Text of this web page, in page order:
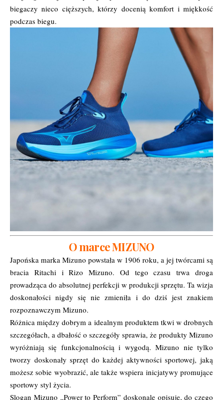
biegaczy nieco cięższych, którzy docenią komfort i miękkość
podczas biegu.
O marce MIZUNO
Japońska marka Mizuno powstała w 1906 roku, a jej twórcami są
bracia Ritachi i Rizo Mizuno. Od tego czasu trwa droga
prowadząca do absolutnej perfekcji w produkcji sprzętu. Ta wizja
doskonałości nigdy się nie zmieniła i do dziś jest znakiem
rozpoznawczym Mizuno.
Różnica między dobrym a idealnym produktem tkwi w drobnych
szczegółach, a dbałość o szczegóły sprawia, że produkty Mizuno
wyróżniają się funkcjonalnością i wygodą. Mizuno nie tylko
tworzy doskonały sprzęt do każdej aktywności sportowej, jaką
możesz sobie wyobrazić, ale także wspiera inicjatywy promujące
sportowy styl życia.
Slogan Mizuno „Power to Perform” doskonale opisuje, do czego